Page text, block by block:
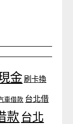
金 刷卡換
車借款 台北借
款 台北